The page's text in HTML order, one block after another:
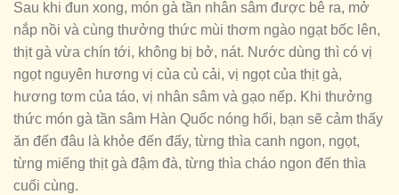
Sau khi đun xong, món gà tần nhân sâm được bê ra, mở
nắp nồi và cùng thưởng thức mùi thơm ngào ngạt bốc lên,
thịt gà vừa chín tới, không bị bở, nát. Nước dùng thì có vị
ngọt nguyên hương vị của củ cải, vị ngọt của thịt gà,
hương tơm của táo, vị nhân sâm và gạo nếp. Khi thưởng
thức món gà tần sâm Hàn Quốc nóng hổi, bạn sẽ cảm thấy
ăn đến đâu là khỏe đến đấy, từng thìa canh ngon, ngọt,
từng miếng thịt gà đậm đà, từng thìa cháo ngon đến thìa
cuối cùng.